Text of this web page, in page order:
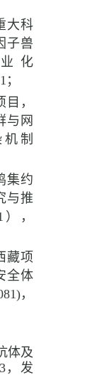
大科
子兽
化
；
，
与网
制
集约
与推
），
藏项
全体
，
体及
，发